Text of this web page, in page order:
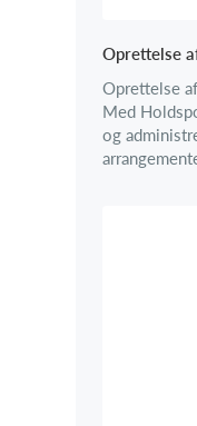
Oprettelse
Oprettelse
Med
og